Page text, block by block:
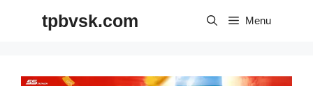
tpbvsk.com Menu